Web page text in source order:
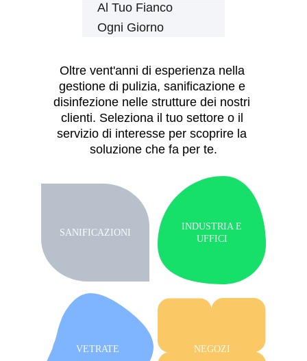
Al Tuo Fianco
Ogni Giorno
Oltre vent'anni di esperienza nella
gestione di pulizia, sanificazione e
disinfezione nelle strutture dei nostri
clienti. Seleziona il tuo settore o il
servizio di interesse per scoprire la
soluzione che fa per te.
SANIFICAZIONI
INDUSTRIA E
UFFICI
VETRATE NEGOZI